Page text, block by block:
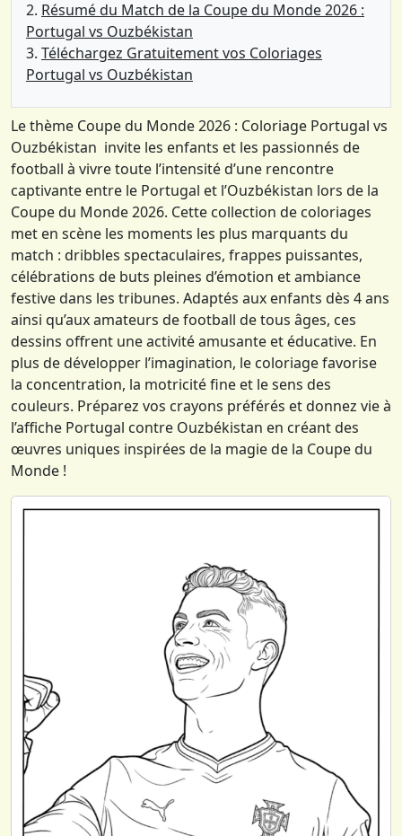
Résumé du Match de la Coupe du Monde 2026 :
Portugal vs Ouzbékistan
Téléchargez Gratuitement vos Coloriages
Portugal vs Ouzbékistan
Le thème Coupe du Monde 2026 : Coloriage Portugal vs
Ouzbékistan invite les enfants et les passionnés de
football à vivre toute l’intensité d’une rencontre
captivante entre le Portugal et l’Ouzbékistan lors de la
Coupe du Monde 2026. Cette collection de coloriages
met en scène les moments les plus marquants du
match : dribbles spectaculaires, frappes puissantes,
célébrations de buts pleines d’émotion et ambiance
festive dans les tribunes. Adaptés aux enfants dès 4 ans
ainsi qu’aux amateurs de football de tous âges, ces
dessins offrent une activité amusante et éducative. En
plus de développer l’imagination, le coloriage favorise
la concentration, la motricité fine et le sens des
couleurs. Préparez vos crayons préférés et donnez vie à
l’affiche Portugal contre Ouzbékistan en créant des
œuvres uniques inspirées de la magie de la Coupe du
Monde !